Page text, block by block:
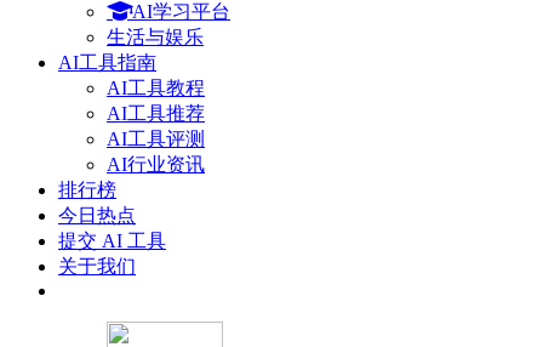
AI学习平台
生活与娱乐
AI工具指南
AI工具教程
AI工具推荐
AI工具评测
AI行业资讯
排行榜
今日热点
提交 AI 工具
关于我们